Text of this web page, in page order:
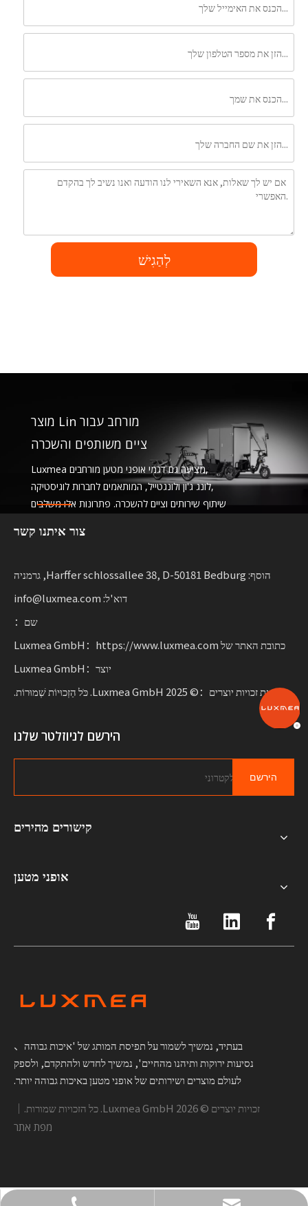
לְהַגִישׁ
ציים משותפים והשכרה
Luxmea מציעה גם דגמי אופני מטען מורחבים,
לונג ג'ון ולונגטייל, המותאמים לחברות לוגיסטיקה,
שיתוף שירותים וציים להשכרה. פתרונות אלו משלבים
צור איתנו קשר
הוסף: Harffer schlossallee 38, D-50181 Bedburg, גרמניה
דוא'ל: info@luxmea.com
שם：
כתובת האתר של Luxmea GmbH：https://www.luxmea.com
יוצר：Luxmea GmbH
הודעת זכויות יוצרים：© 2025 Luxmea GmbH. כֹּל הַזְכוּיוֹת שְׁמוּרוֹת.
הירשם לניוזלטר שלנו
הירשם
קישורים מהירים
אופני מטען
בעתיד, נמשיך לשמור על תפיסת המותג של 'איכות גבוהה、
נסיעות ירוקות ותיהנו מהחיים', נמשיך לחדש ולהתקדם, ולספק
לעולם מוצרים ושירותים של אופני מטען באיכות גבוהה יותר.
זכויות יוצרים ©2026
מפת אתר